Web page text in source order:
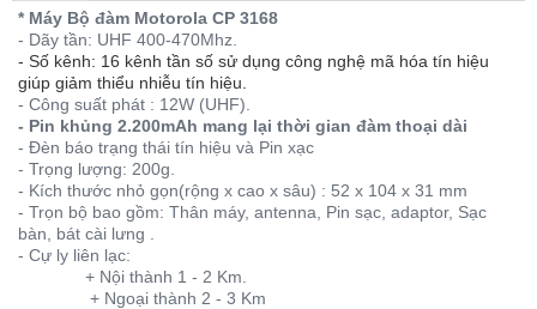
* Máy Bộ đàm Motorola CP 3168
- Dãy tần: UHF 400-470Mhz.
- Số kênh: 16 kênh tần số sử dụng công nghệ mã hóa tín hiệu
giúp giảm thiểu nhiễu tín hiệu.
- Công suất phát : 12W (UHF).
- Pin khủng 2.200mAh mang lại thời gian đàm thoại dài
- Đèn báo trạng thái tín hiệu và Pin xạc
- Trọng lượng: 200g.
- Kích thước nhỏ gọn(rộng x cao x sâu) : 52 x 104 x 31 mm
- Trọn bộ bao gồm: Thân máy, antenna, Pin sạc, adaptor, Sạc
bàn, bát cài lưng .
- Cự ly liên lạc:
+ Nội thành 1 - 2 Km.
+ Ngoại thành 2 - 3 Km